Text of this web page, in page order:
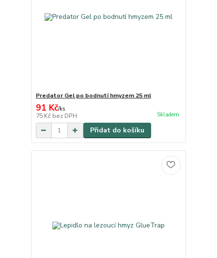
Predator Gel po bodnutí hmyzem 25 ml
91 Kč/ks
75 Kč bez DPH Skladem
Přidat do košíku